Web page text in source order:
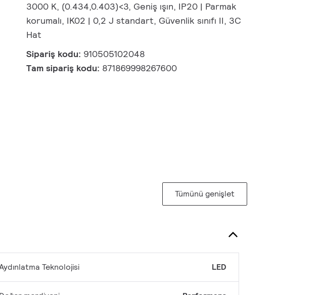
3000 K, (0.434,0.403)<3, Geniş ışın, IP20 | Parmak
korumalı, IK02 | 0,2 J standart, Güvenlik sınıfı II, 3C
Hat
Sipariş kodu: 910505102048
Tam sipariş kodu: 871869998267600
Tümünü genişlet
Teknolojisi LED